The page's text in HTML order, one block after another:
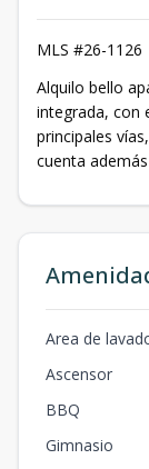
MLS #26-1126
Alquilo bello
integrada, con
principales
cuenta
Area de
Ascensor
BBQ
Gimnasio